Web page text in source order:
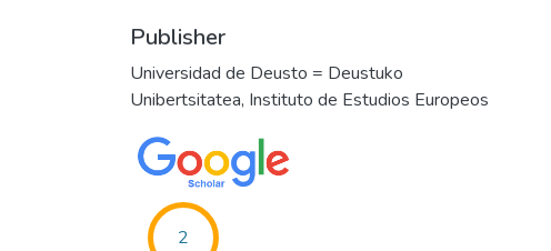
Publisher
Universidad de Deusto = Deustuko
Unibertsitatea, Instituto de Estudios Europeos
2